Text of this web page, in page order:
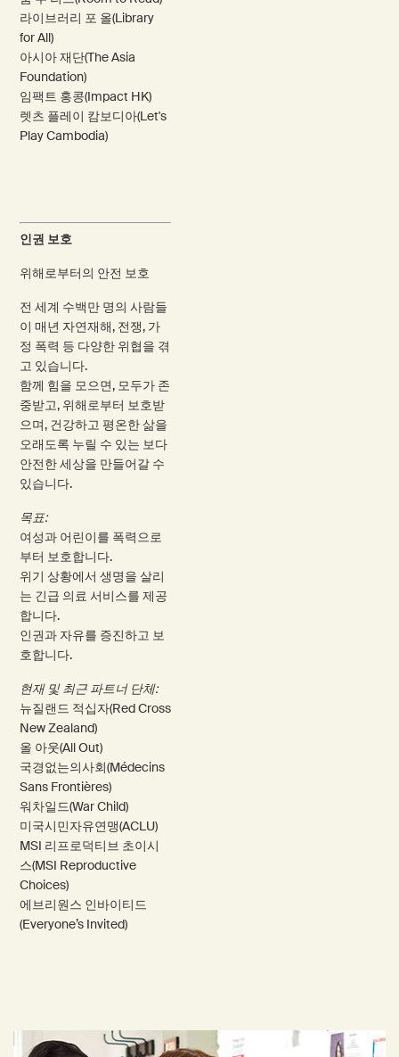
라이브러리 포 올(Library
for All)
아시아 재단(The Asia
Foundation)
임팩트 홍콩(Impact HK)
렛츠 플레이 캄보디아(Let's
Play Cambodia)
인권 보호
위해로부터의 안전 보호
전 세계 수백만 명의 사람들
이 매년 자연재해, 전쟁, 가
정 폭력 등 다양한 위협을 겪
고 있습니다.
함께 힘을 모으면, 모두가 존
중받고, 위해로부터 보호받
으며, 건강하고 평온한 삶을
오래도록 누릴 수 있는 보다
안전한 세상을 만들어갈 수
있습니다.
목표:
여성과 어린이를 폭력으로
부터 보호합니다.
위기 상황에서 생명을 살리
는 긴급 의료 서비스를 제공
합니다.
인권과 자유를 증진하고 보
호합니다.
현재 및 최근 파트너 단체:
뉴질랜드 적십자(Red Cross
New Zealand)
올 아웃(All Out)
국경없는의사회(Médecins
Sans Frontières)
워차일드(War Child)
미국시민자유연맹(ACLU)
MSI 리프로덕티브 초이시
스(MSI Reproductive
Choices)
에브리원스 인바이티드
(Everyone’s Invited)